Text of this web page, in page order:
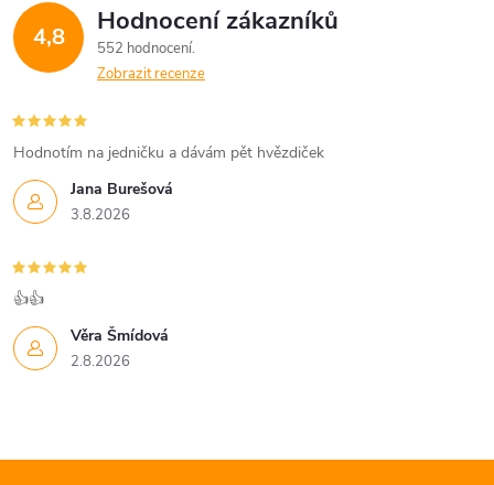
4,8 Hodnocení zákazníků
552 hodnocení
Zobrazit recenze
Jana Burešová
3.8.2026
Hodnotím na jedničku a dávám pět hvězdiček
Věra Šmídová
2.8.2026
👍👍